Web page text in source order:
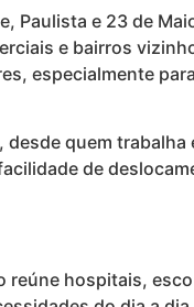
Paulista e 23 de
e bairros
especialmente
quem
de
hospitais,